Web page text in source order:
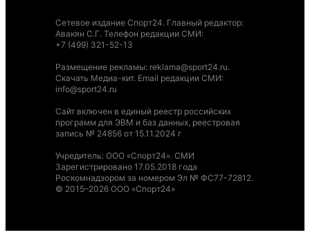
Сетевое издание Спорт24. Главный редактор:
Авакян С.Г. Телефон редакции СМИ:
+7 (499) 321-52-13
Размещение рекламы: reklama@sport24.ru.
Скачать Медиа-кит. Email редакции СМИ:
info@sport24.ru
Сайт включен в единый реестр российских
программ для ЭВМ и баз данных, реестровая
запись № 24856 от 15.11.2024 г
Учредитель: ООО «Спорт24». СМИ
Зарегистрировано 17.05.2018 года
Роскомнадзором за номером Эл № ФС77-72812.
© 2015–2026 ООО «Спорт24»